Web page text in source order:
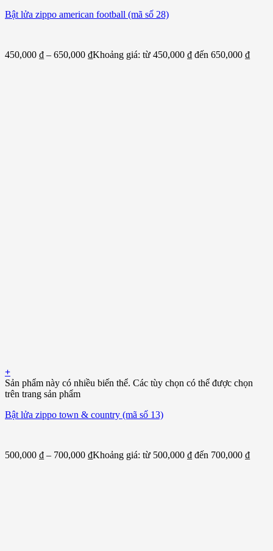
Bật lửa zippo american football (mã số 28)
450,000 ₫ – 650,000 ₫Khoảng giá: từ 450,000 ₫ đến 650,000 ₫
+
Sản phẩm này có nhiều biến thể. Các tùy chọn có thể được chọn
trên trang sản phẩm
Bật lửa zippo town & country (mã số 13)
500,000 ₫ – 700,000 ₫Khoảng giá: từ 500,000 ₫ đến 700,000 ₫